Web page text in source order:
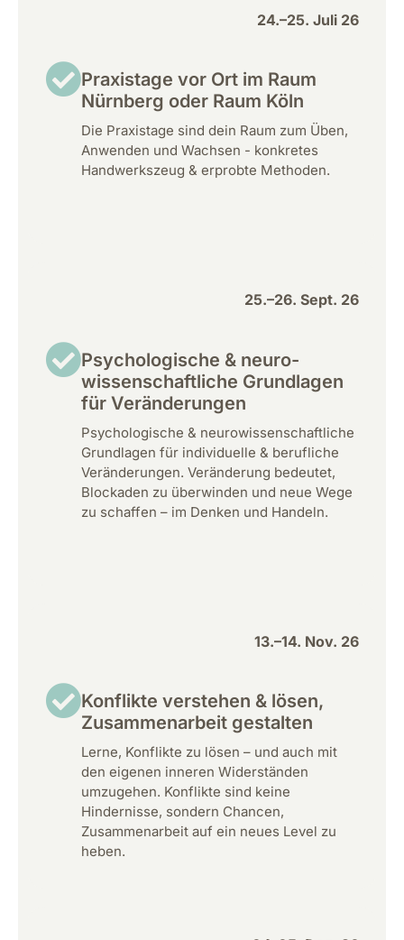
24.–25. Juli 26
Praxistage vor Ort im Raum
Nürnberg oder Raum Köln
Die Praxistage sind dein Raum zum Üben,
Anwenden und Wachsen - konkretes
Handwerkszeug & erprobte Methoden.
25.–26. Sept. 26
Psychologische & neuro-
wissenschaftliche Grundlagen
für Veränderungen
Psychologische & neurowissenschaftliche
Grundlagen für individuelle & berufliche
Veränderungen. Veränderung bedeutet,
Blockaden zu überwinden und neue Wege
zu schaffen – im Denken und Handeln.
13.–14. Nov. 26
Konflikte verstehen & lösen,
Zusammenarbeit gestalten
Lerne, Konflikte zu lösen – und auch mit
den eigenen inneren Widerständen
umzugehen. Konflikte sind keine
Hindernisse, sondern Chancen,
Zusammenarbeit auf ein neues Level zu
heben.